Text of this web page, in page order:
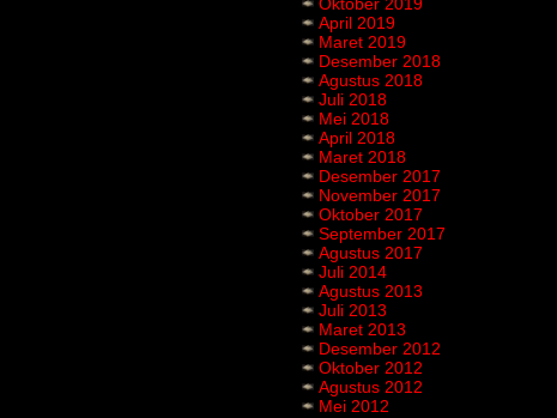
April 2019
Maret 2019
Desember 2018
Agustus 2018
Juli 2018
Mei 2018
April 2018
Maret 2018
Desember 2017
November 2017
Oktober 2017
September 2017
Agustus 2017
Juli 2014
Agustus 2013
Juli 2013
Maret 2013
Desember 2012
Oktober 2012
Agustus 2012
Mei 2012